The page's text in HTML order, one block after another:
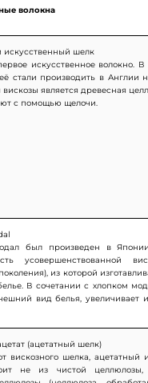
волокна
искусственный шелк
искусственное волокно.
стали производить в Англии
является древесная
с помощью щелочи.
был произведен в
усовершенствованной
из которой
В сочетании с хлопком
вид белья, увеличивает
(ацетатный шелк)
вискозного шелка, ацетатный
не из чистой